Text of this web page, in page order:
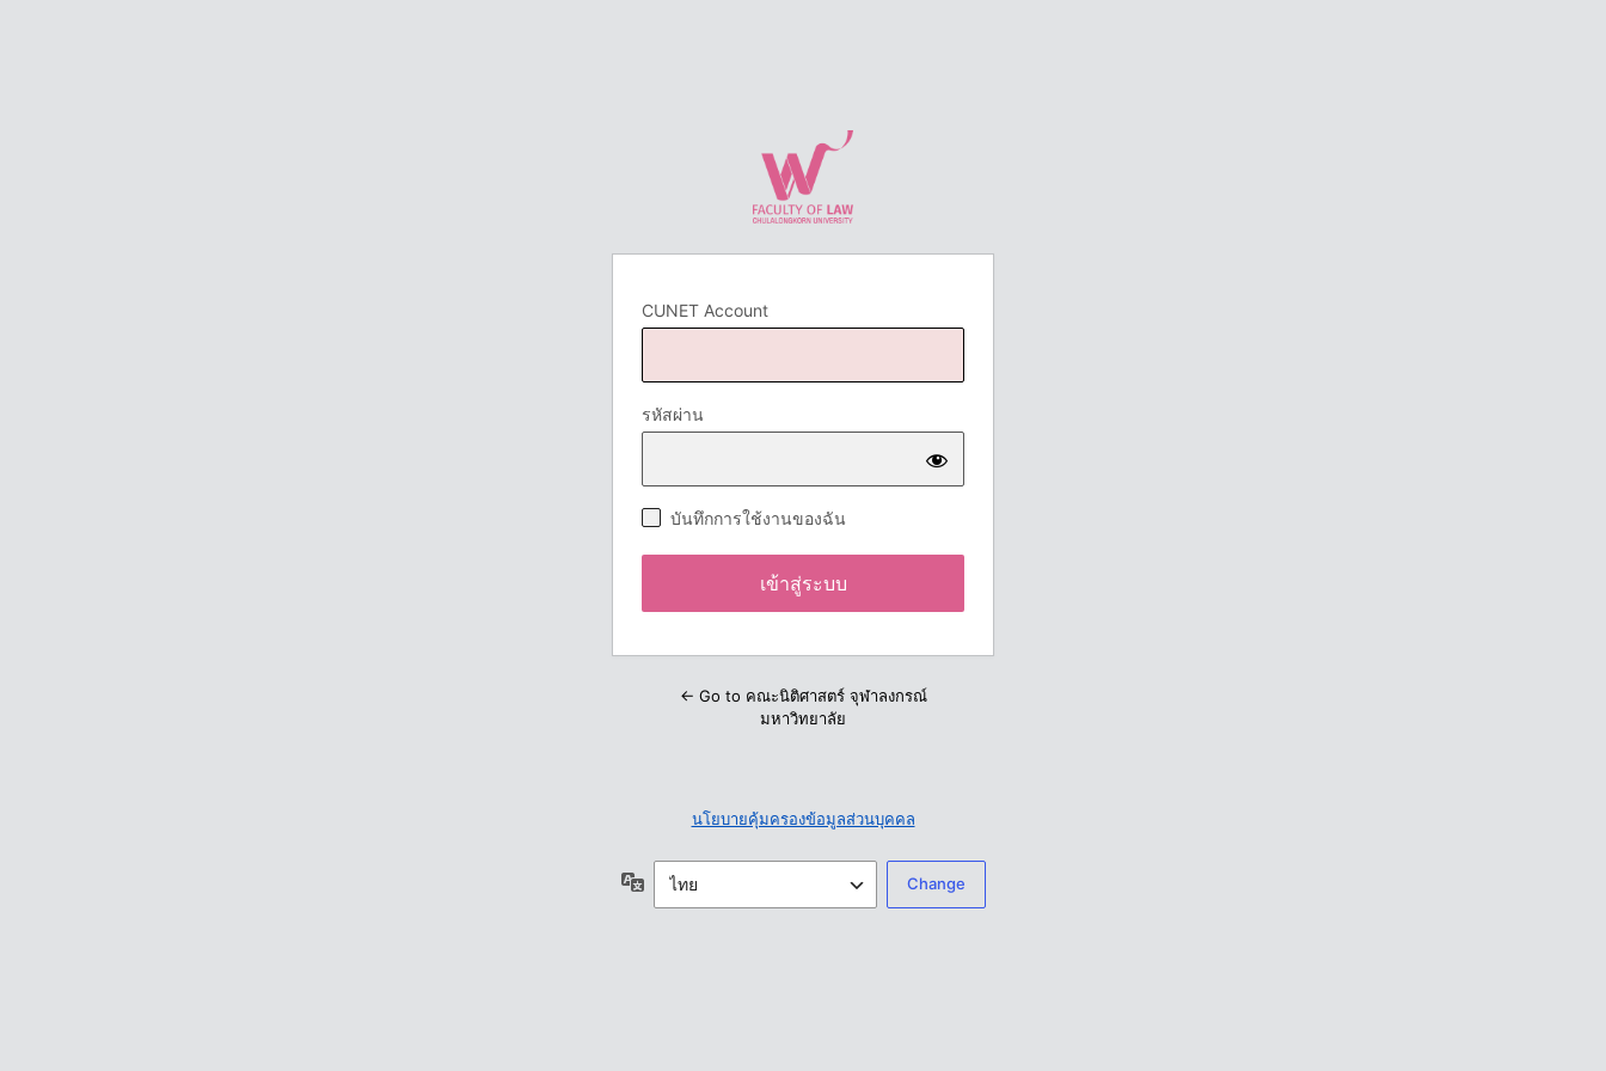
CUNET Account
รหัสผ่าน
บันทึกการใช้งานของฉัน
← Go to คณะนิติศาสตร์ จุฬาลงกรณ์
มหาวิทยาลัย
นโยบายคุ้มครองข้อมูลส่วนบุคคล
ภาษา